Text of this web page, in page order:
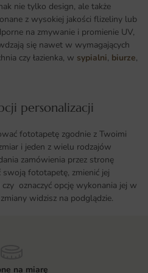
nie tylko design, ale także
z wysokiej jakości flizeliny lub
na zmywanie i promienie UV,
się nawet w wymagających
czy łazienka, w sypialni, biurze,
personalizacji
fototapetę zgodnie z Twoimi
i jeden z wielu rodzajów
zamówienia przez stronę
fototapetę, zmienić jej
oznaczyć opcję wykonania jej w
widzisz na podglądzie.
na miarę